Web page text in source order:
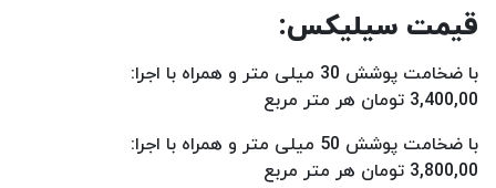
قیمت سیلیکس:
با ضخامت پوشش 30 میلی متر و همراه با اجرا:
3,400,00 تومان هر متر مربع
با ضخامت پوشش 50 میلی متر و همراه با اجرا:
3,800,00 تومان هر متر مربع